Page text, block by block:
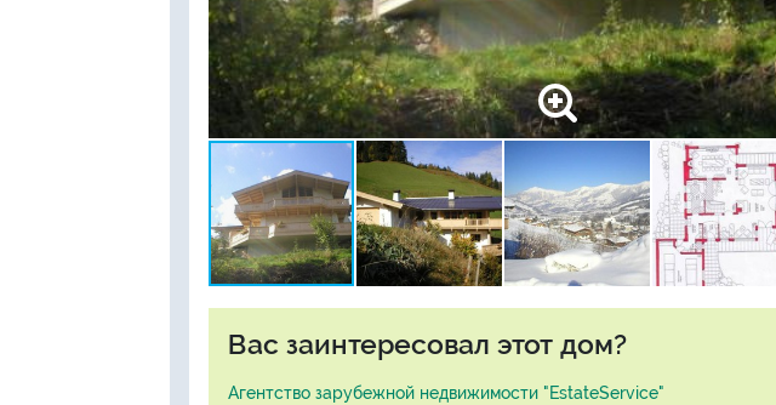
Вас заинтересовал этот дом?
Агентство зарубежной недвижимости "EstateService"